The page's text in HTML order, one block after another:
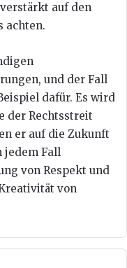
auf den
achten.
und der Fall
dafür. Es wird
der Rechtsstreit
er auf die Zukunft
jedem Fall
von Respekt und
von